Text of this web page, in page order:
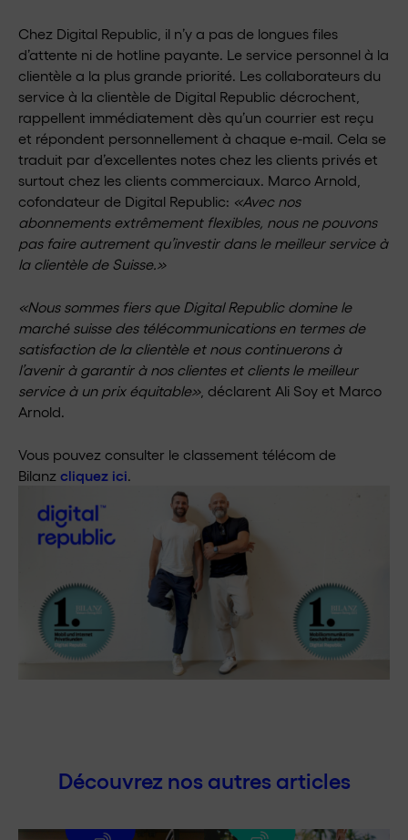
Chez Digital Republic, il n’y a pas de longues files
d’attente ni de hotline payante. Le service personnel à la
clientèle a la plus grande priorité. Les collaborateurs du
service à la clientèle de Digital Republic décrochent,
rappellent immédiatement dès qu’un courrier est reçu
et répondent personnellement à chaque e-mail. Cela se
traduit par d’excellentes notes chez les clients privés et
surtout chez les clients commerciaux. Marco Arnold,
cofondateur de Digital Republic: «Avec nos
abonnements extrêmement flexibles, nous ne pouvons
pas faire autrement qu’investir dans le meilleur service à
la clientèle de Suisse.»
«Nous sommes fiers que Digital Republic domine le
marché suisse des télécommunications en termes de
satisfaction de la clientèle et nous continuerons à
l’avenir à garantir à nos clientes et clients le meilleur
service à un prix équitable», déclarent Ali Soy et Marco
Arnold.
Vous pouvez consulter le classement télécom de
Bilanz cliquez ici.
Découvrez nos autres articles